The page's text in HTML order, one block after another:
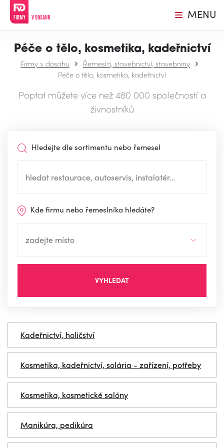
MENU
Péče o tělo, kosmetika, kadeřnictví
Firmy v dosahu
Řemesla, stavebnictví, stavebniny
Péče o tělo, kosmetika, kadeřnictví
Poptat můžete více než 480 000 společností a
živnostníků
Hledejte dle sortimentu nebo řemesel
Kde firmu nebo řemeslníka hledáte?
VYHLEDAT
Kadeřnictví, holičství
Kosmetika, kadeřnictví, solária - zařízení, potřeby
Kosmetika, kosmetické salóny
Manikúra, pedikúra